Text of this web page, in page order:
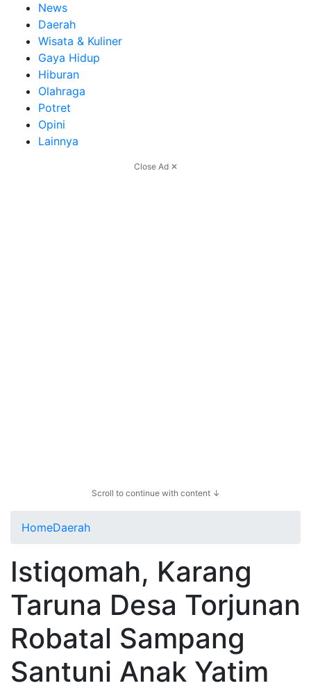
News
Daerah
Wisata & Kuliner
Gaya Hidup
Hiburan
Olahraga
Potret
Opini
Lainnya
Close Ad ✕
Scroll to continue with content ↓
HomeDaerah
Istiqomah, Karang
Taruna Desa Torjunan
Robatal Sampang
Santuni Anak Yatim